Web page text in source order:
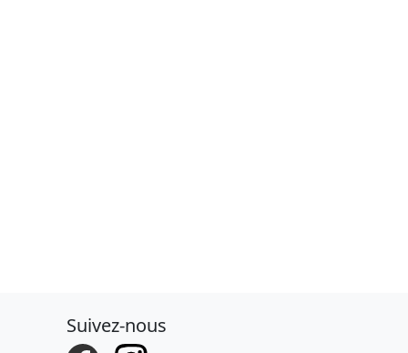
Suivez-nous